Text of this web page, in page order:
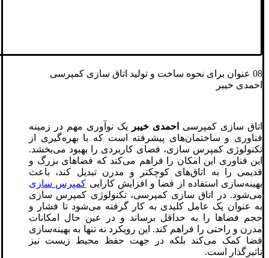
08 عنوان برای نحوه ساخت و تولید اتاق سازی کمپرسی
احمدی خیبر
اتاق سازی کمپرسی احمدی خیبر
یک نوآوری مهم در زمینه
فناوری و ساختمان‌های پیشرفته است که با بهره‌گیری از
تکنولوژی کمپرس سازی، فضای کاربردی را بهبود می‌بخشد.
این فناوری این امکان را فراهم می‌کند که فضاهای بزرگ و
قدیمی را به اتاق‌های کوچکتر و مدرن تبدیل کند، باعث
بهینه‌سازی استفاده از فضا و افزایش کارایی کمپرس سازی
می‌شود. در اتاق سازی کمپرسی، تکنولوژی کمپرس سازی
به عنوان یک عامل کلیدی به کار گرفته می‌شود تا فشار و
حجم فضاها را به حداقل برساند و در عین حال امکانات
مدرن و راحتی را فراهم کند. این رویکرد نه تنها به بهینه‌سازی
فضا کمک می‌کند بلکه در جهت حفظ محیط زیست نیز
تاثیرگذار است.